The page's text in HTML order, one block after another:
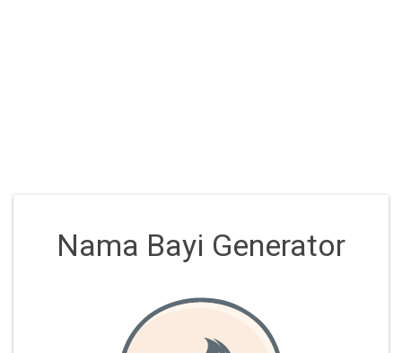
Nama Bayi Generator